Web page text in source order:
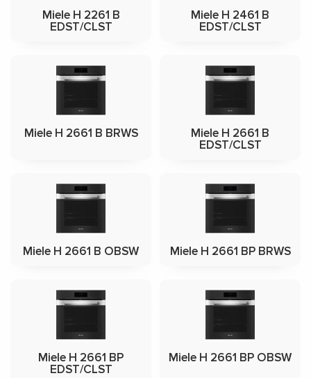
Miele H 2261 B
EDST/CLST
Miele H 2461 B
EDST/CLST
Miele H 2661 B BRWS
Miele H 2661 B
EDST/CLST
Miele H 2661 B OBSW Miele H 2661 BP BRWS
Miele H 2661 BP
EDST/CLST
Miele H 2661 BP OBSW